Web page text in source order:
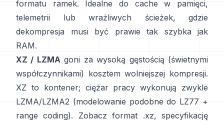
formatu ramek. Idealne do cache w pamięci,
telemetrii lub wrażliwych ścieżek, gdzie
dekompresja musi być prawie tak szybka jak
RAM.
XZ / LZMAgoni za wysoką gęstością (świetnymi
współczynnikami) kosztem wolniejszej kompresji.
XZ to kontener; ciężar pracy wykonują zwykle
LZMA/LZMA2 (modelowanie podobne do LZ77 +
range coding). Zobacz format .xz, specyfikację